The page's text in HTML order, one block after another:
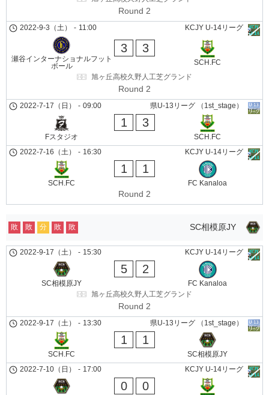
Round 2
KCJY U-14リーグ
2022-9-3（土） - 11:00
瀬谷インターナショナルフット
ボール
3 3
SCH.FC
旭ヶ丘高校久野人工芝グランド
Round 2
県U-13リーグ （1st_stage）
2022-7-17（日） - 09:00
Fスタジオ
1 3
SCH.FC
KCJY U-14リーグ
2022-7-16（土） - 16:30
SCH.FC
1 1
FC Kanaloa
Round 2
SC相模原JY
敗 敗 分 敗 敗
KCJY U-14リーグ
2022-9-17（土） - 15:30
SC相模原JY
5 2
FC Kanaloa
旭ヶ丘高校久野人工芝グランド
Round 2
県U-13リーグ （1st_stage）
2022-9-17（土） - 13:30
SCH.FC
1 1
SC相模原JY
KCJY U-14リーグ
2022-7-10（日） - 17:00
0 0